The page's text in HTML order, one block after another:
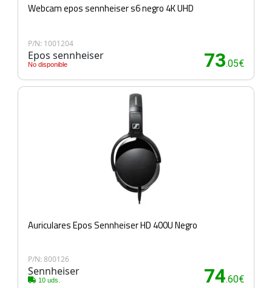
Webcam epos sennheiser s6 negro 4K UHD
P/N: 1001204
Epos sennheiser
No disponible 73.05€
Auriculares Epos Sennheiser HD 400U Negro
P/N: 800126
Sennheiser
10 uds. 74.60€